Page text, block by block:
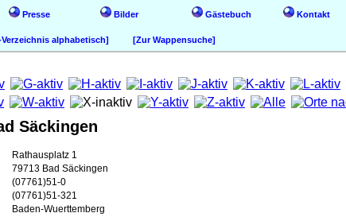
Presse Bilder Gästebuch Kontakt
alphabetisch] [Zur Wappensuche]
Säckingen
Rathausplatz 1
79713 Bad Säckingen
(07761)51-0
(07761)51-321
Baden-Wuerttemberg